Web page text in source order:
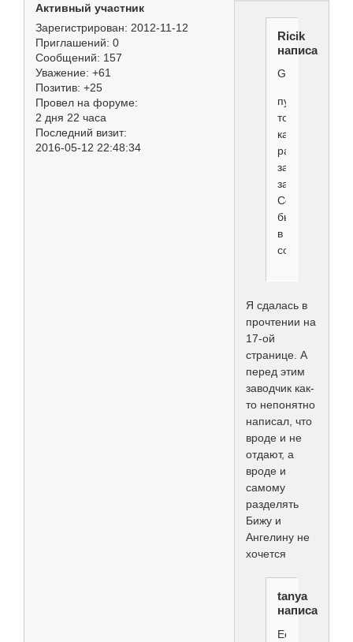
Активный участник
Зарегистрирован: 2012-11-12
Приглашений: 0
Сообщений: 157
Уважение: +61
Позитив: +25
Провел на форуме:
2 дня 22 часа
Последний визит:
2016-05-12 22:48:34
Ricik
написал(а):
Ginata
пуделя
то
как
раз
заводчики
забрали.
Собака
была
в
совладении.
Я сдалась в
прочтении на
17-ой
странице. А
перед этим
заводчик как-
то непонятно
написал, что
вроде и не
отдают, а
вроде и
самому
разделять
Бижу и
Ангелину не
хочется
tanya
написал(а):
Ее